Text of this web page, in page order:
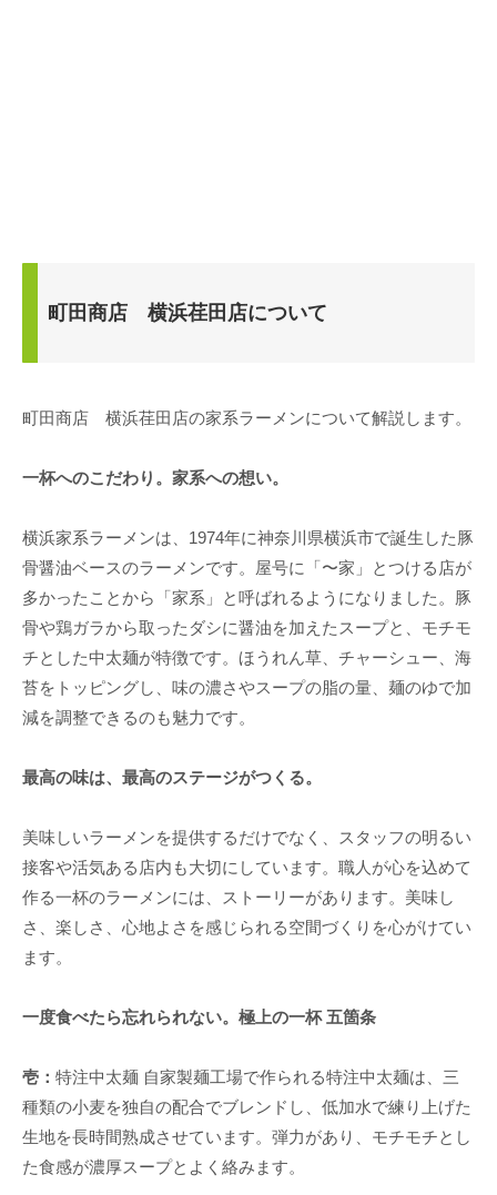
町田商店 横浜荏田店について
町田商店 横浜荏田店の家系ラーメンについて解説します。
一杯へのこだわり。家系への想い。
横浜家系ラーメンは、1974年に神奈川県横浜市で誕生した豚
骨醤油ベースのラーメンです。屋号に「〜家」とつける店が
多かったことから「家系」と呼ばれるようになりました。豚
骨や鶏ガラから取ったダシに醤油を加えたスープと、モチモ
チとした中太麺が特徴です。ほうれん草、チャーシュー、海
苔をトッピングし、味の濃さやスープの脂の量、麺のゆで加
減を調整できるのも魅力です。
最高の味は、最高のステージがつくる。
美味しいラーメンを提供するだけでなく、スタッフの明るい
接客や活気ある店内も大切にしています。職人が心を込めて
作る一杯のラーメンには、ストーリーがあります。美味し
さ、楽しさ、心地よさを感じられる空間づくりを心がけてい
ます。
一度食べたら忘れられない。極上の一杯 五箇条
壱： 特注中太麺 自家製麺工場で作られる特注中太麺は、三
種類の小麦を独自の配合でブレンドし、低加水で練り上げた
生地を長時間熟成させています。弾力があり、モチモチとし
た食感が濃厚スープとよく絡みます。